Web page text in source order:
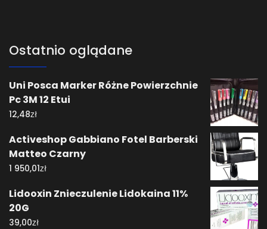
Ostatnio oglądane
Uni Posca Marker Różne Powierzchnie
Pc 3M 12 Etui
12,48zł
Activeshop Gabbiano Fotel Barberski
Matteo Czarny
1 950,01zł
Lidooxin Znieczulenie Lidokaina 11%
20G
39,00zł